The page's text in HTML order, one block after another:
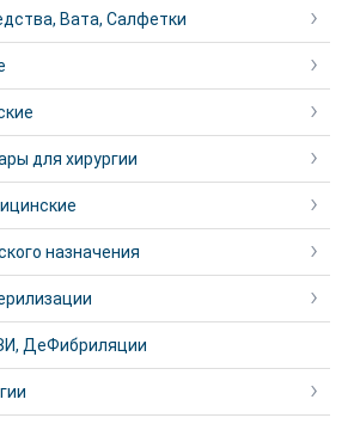
Вата, Салфетки
для хирургии
назначения
ДеФибриляции